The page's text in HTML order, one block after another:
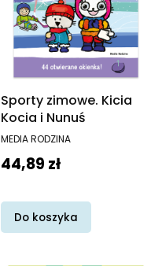
Sporty zimowe. Kicia
Kocia i Nunuś
PRODUCENT
MEDIA RODZINA
Cena
44,89 zł
Do koszyka